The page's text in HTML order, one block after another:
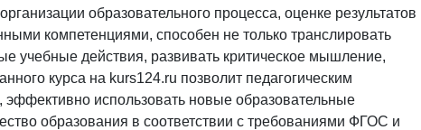
образовательного процесса, оценке результатов
компетенциями, способен не только транслировать
учебные действия, развивать критическое мышление,
курса на kurs124.ru позволит педагогическим
использовать новые образовательные
образования в соответствии с требованиями ФГОС и